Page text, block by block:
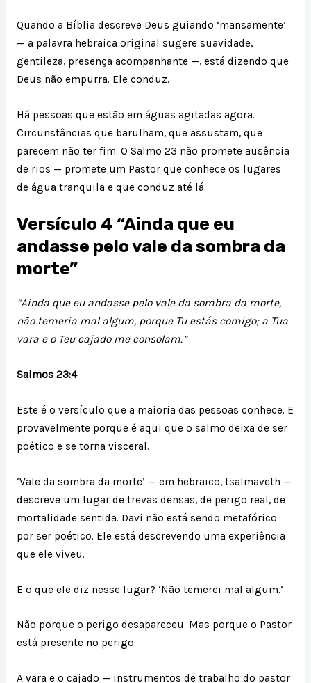
Quando a Bíblia descreve Deus guiando ‘mansamente’
— a palavra hebraica original sugere suavidade,
gentileza, presença acompanhante —, está dizendo que
Deus não empurra. Ele conduz.
Há pessoas que estão em águas agitadas agora.
Circunstâncias que barulham, que assustam, que
parecem não ter fim. O Salmo 23 não promete ausência
de rios — promete um Pastor que conhece os lugares
de água tranquila e que conduz até lá.
Versículo 4 “Ainda que eu
andasse pelo vale da sombra da
morte”
“Ainda que eu andasse pelo vale da sombra da morte,
não temeria mal algum, porque Tu estás comigo; a Tua
vara e o Teu cajado me consolam.”
Salmos 23:4
Este é o versículo que a maioria das pessoas conhece. E
provavelmente porque é aqui que o salmo deixa de ser
poético e se torna visceral.
‘Vale da sombra da morte’ — em hebraico, tsalmaveth —
descreve um lugar de trevas densas, de perigo real, de
mortalidade sentida. Davi não está sendo metafórico
por ser poético. Ele está descrevendo uma experiência
que ele viveu.
E o que ele diz nesse lugar? ‘Não temerei mal algum.’
Não porque o perigo desapareceu. Mas porque o Pastor
está presente no perigo.
A vara e o cajado — instrumentos de trabalho do pastor